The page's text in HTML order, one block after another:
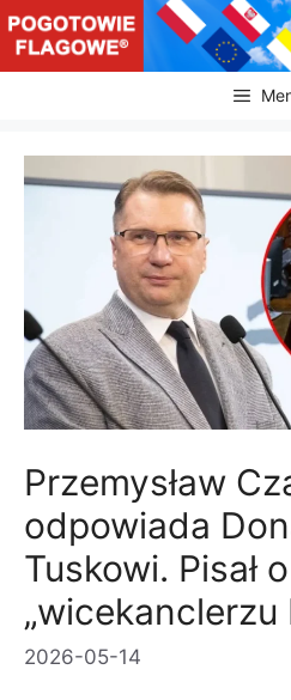
Przejdź
do
treści
Przemysław
odpowiada
Tuskowi. Pisał o
„wicekanclerzu
2026-05-14